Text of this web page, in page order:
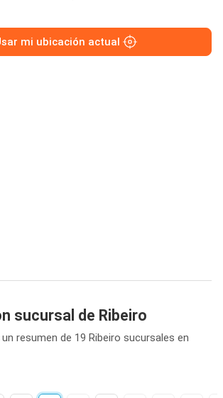
mi ubicación actual
sucursal de Ribeiro
resumen de 19 Ribeiro sucursales en